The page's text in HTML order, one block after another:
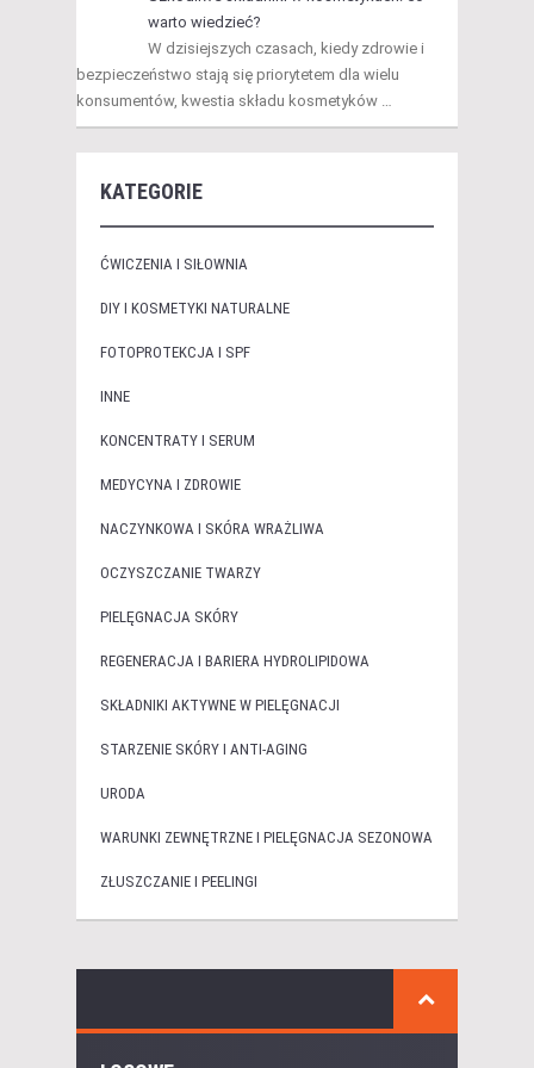
warto wiedzieć?
W dzisiejszych czasach, kiedy zdrowie i
bezpieczeństwo stają się priorytetem dla wielu
konsumentów, kwestia składu kosmetyków …
KATEGORIE
ĆWICZENIA I SIŁOWNIA
DIY I KOSMETYKI NATURALNE
FOTOPROTEKCJA I SPF
INNE
KONCENTRATY I SERUM
MEDYCYNA I ZDROWIE
NACZYNKOWA I SKÓRA WRAŻLIWA
OCZYSZCZANIE TWARZY
PIELĘGNACJA SKÓRY
REGENERACJA I BARIERA HYDROLIPIDOWA
SKŁADNIKI AKTYWNE W PIELĘGNACJI
STARZENIE SKÓRY I ANTI-AGING
URODA
WARUNKI ZEWNĘTRZNE I PIELĘGNACJA SEZONOWA
ZŁUSZCZANIE I PEELINGI